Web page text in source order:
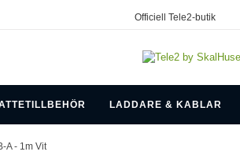
Officiell Tele2-butik
LADDARE & KABLAR
A - 1m Vit